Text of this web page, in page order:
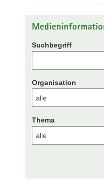
Suchbegriff
Organisation
Thema